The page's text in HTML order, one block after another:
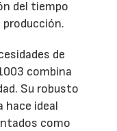
del tiempo
producción.
de
combina
Su robusto
ideal
como